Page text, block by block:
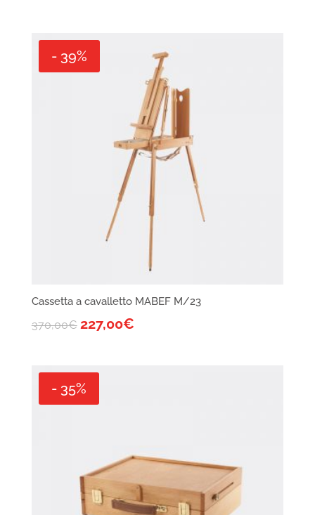
- 39%
Cassetta a cavalletto MABEF M/23
370,00€ 227,00€
- 35%